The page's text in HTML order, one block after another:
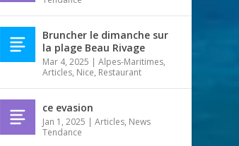
Bruncher le dimanche sur
la plage Beau Rivage
Mar 4, 2025 |Alpes-Maritimes,
Articles, Nice, Restaurant
ce evasion
Jan 1, 2025 |Articles, News
Tendance